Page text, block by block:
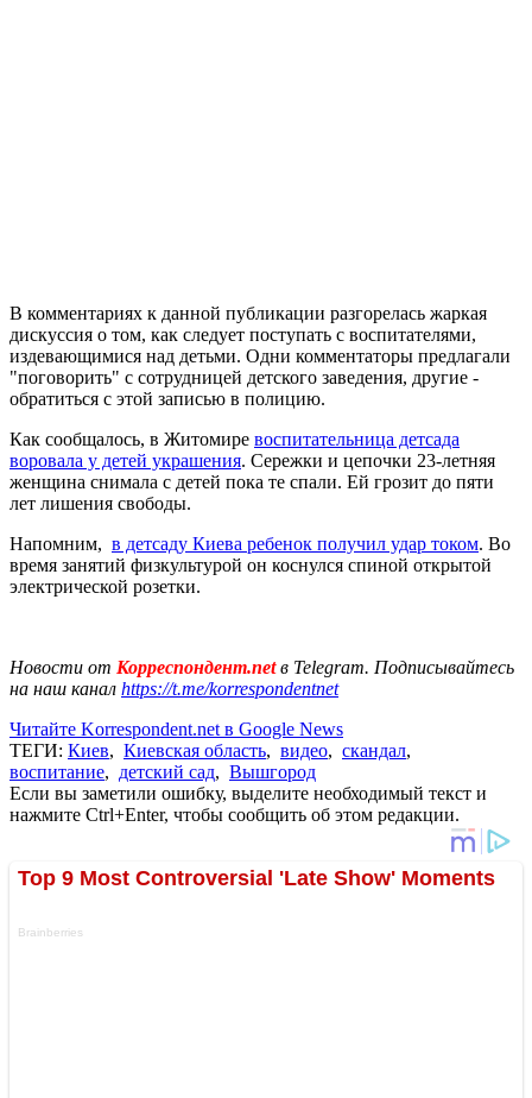
В комментариях к данной публикации разгорелась жаркая
дискуссия о том, как следует поступать с воспитателями,
издевающимися над детьми. Одни комментаторы предлагали
"поговорить" с сотрудницей детского заведения, другие -
обратиться с этой записью в полицию.
Как сообщалось, в Житомире воспитательница детсада
воровала у детей украшения. Сережки и цепочки 23-летняя
женщина снимала с детей пока те спали. Ей грозит до пяти
лет лишения свободы.
Напомним, в детсаду Киева ребенок получил удар током. Во
время занятий физкультурой он коснулся спиной открытой
электрической розетки.
Новости от Корреспондент.netв Telegram. Подписывайтесь
на наш канал https://t.me/korrespondentnet
Читайте Korrespondent.net в Google News
ТЕГИ: Киев, Киевская область, видео, скандал,
воспитание, детский сад, Вышгород
Если вы заметили ошибку, выделите необходимый текст и
нажмите Ctrl+Enter, чтобы сообщить об этом редакции.